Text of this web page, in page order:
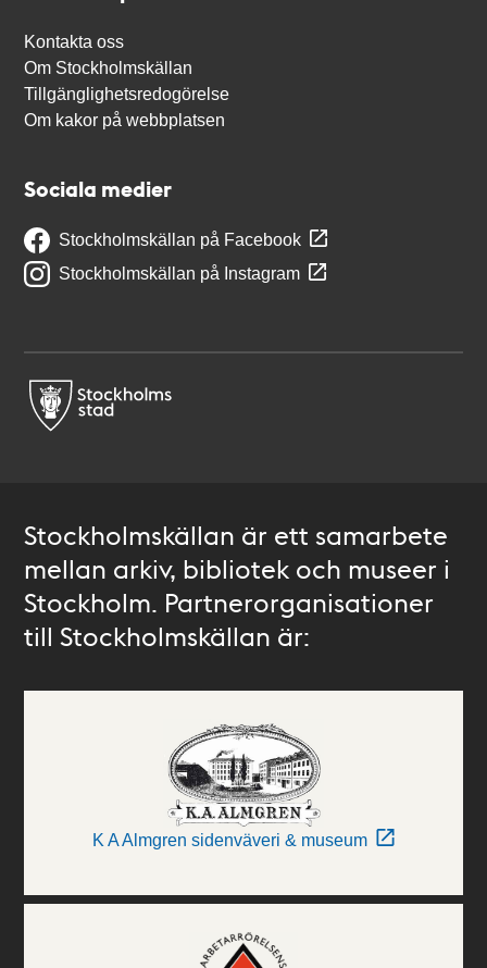
Kontakta oss
Om Stockholmskällan
Tillgänglighetsredogörelse
Om kakor på webbplatsen
Sociala medier
Stockholmskällan på Facebook
Stockholmskällan på Instagram
Stockholmskällan är ett samarbete
mellan arkiv, bibliotek och museer i
Stockholm. Partnerorganisationer
till Stockholmskällan är:
K A Almgren sidenväveri & museum